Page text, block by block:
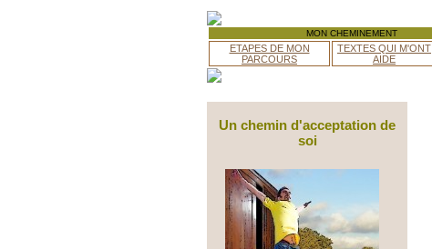
MON CHEMINEMENT
ETAPES DE MON
PARCOURS
TEXTES QUI M'ONT
AIDE
Un chemin d'acceptation de
soi